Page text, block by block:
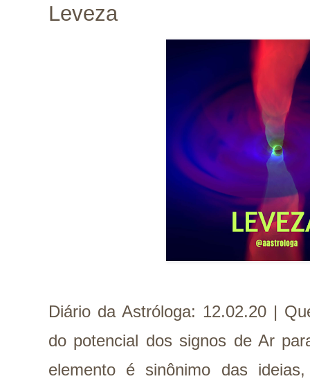
Leveza
Diário da Astróloga: 12.02.20 |
do potencial dos signos de Ar
elemento é sinônimo das